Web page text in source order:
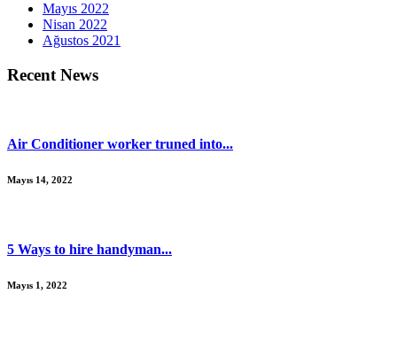
Mayıs 2022
Nisan 2022
Ağustos 2021
Recent News
Air Conditioner worker truned into...
Mayıs 14, 2022
5 Ways to hire handyman...
Mayıs 1, 2022